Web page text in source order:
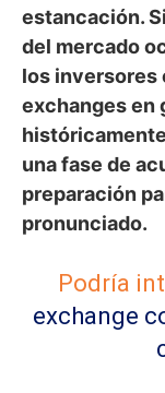
estancación.
del mercado
los inversores
exchanges en
una fase de
preparación
pronunciado.
Podría
exchange